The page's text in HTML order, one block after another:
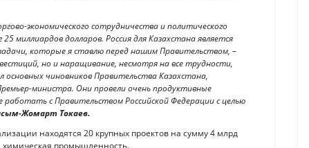
экономического сотрудничества и политического
миллиардов долларов. Россия для Казахстана является
которые я ставлю перед нашим Правительством, –
но и наращивание, несмотря на все трудности,
основных чиновников Правительства Казахстана,
министра. Они провели очень продуктивные
с Правительством Российской Федерации с целью
Жомарт Токаев.
находятся 20 крупных проектов на сумму 4 млрд